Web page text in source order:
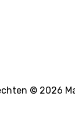
© 2026